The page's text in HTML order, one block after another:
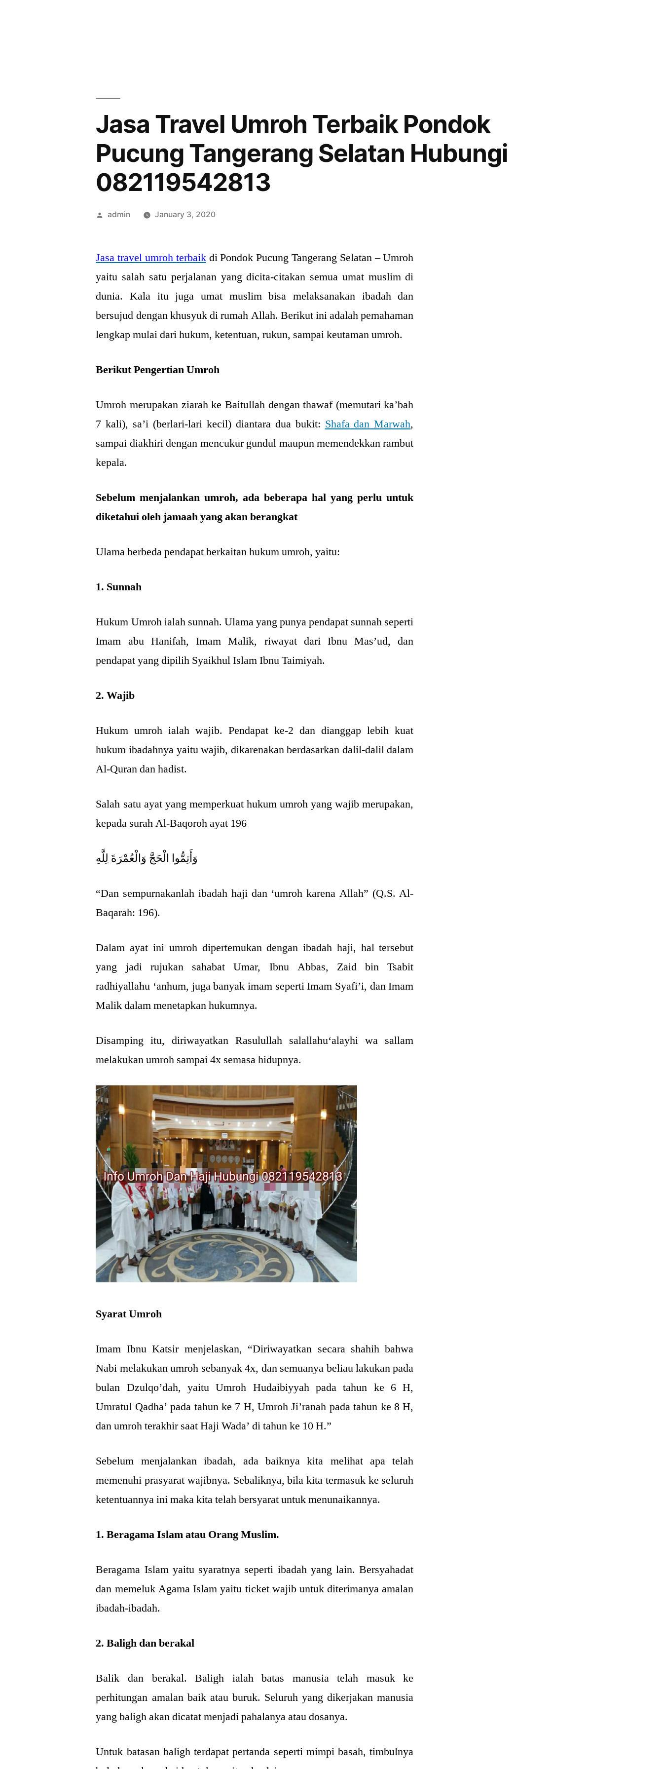
Jasa Travel Umroh Terbaik Pondok
Pucung Tangerang Selatan Hubungi
082119542813
Posted
admin January 3, 2020
Jasa travel umroh terbaikdi Pondok Pucung Tangerang Selatan –Umroh
yaitu salah satu perjalanan yang dicita-citakan semua umat muslim di
dunia. Kala itu juga umat muslim bisa melaksanakan ibadah dan
bersujud dengan khusyuk di rumah Allah. Berikut ini adalah pemahaman
lengkap mulai dari hukum, ketentuan, rukun, sampai keutaman umroh.
Berikut Pengertian Umroh
Umroh merupakan ziarah ke Baitullah dengan thawaf (memutari ka’bah
7 kali), sa’i (berlari-lari kecil) diantara dua bukit: Shafa dan Marwah,
sampai diakhiri dengan mencukur gundul maupun memendekkan rambut
kepala.
Sebelum menjalankan umroh, ada beberapa hal yang perlu untuk
diketahui oleh jamaah yang akan berangkat
Ulama berbeda pendapat berkaitan hukum umroh, yaitu:
1. Sunnah
Hukum Umroh ialah sunnah. Ulama yang punya pendapat sunnah seperti
Imam abu Hanifah, Imam Malik, riwayat dari Ibnu Mas’ud, dan
pendapat yang dipilih Syaikhul Islam Ibnu Taimiyah.
2. Wajib
Hukum umroh ialah wajib. Pendapat ke-2 dan dianggap lebih kuat
hukum ibadahnya yaitu wajib, dikarenakan berdasarkan dalil-dalil dalam
Al-Quran dan hadist.
Salah satu ayat yang memperkuat hukum umroh yang wajib merupakan,
kepada surah Al-Baqoroh ayat 196
وَأَتِمُّوا الْحَجَّ وَالْعُمْرَةَ لِلَّهِ
“Dan sempurnakanlah ibadah haji dan ‘umroh karena Allah” (Q.S. Al-
Baqarah: 196).
Dalam ayat ini umroh dipertemukan dengan ibadah haji, hal tersebut
yang jadi rujukan sahabat Umar, Ibnu Abbas, Zaid bin Tsabit
radhiyallahu ‘anhum, juga banyak imam seperti Imam Syafi’i, dan Imam
Malik dalam menetapkan hukumnya.
Disamping itu, diriwayatkan Rasulullah salallahu‘alayhi wa sallam
melakukan umroh sampai 4x semasa hidupnya.
Syarat Umroh
Imam Ibnu Katsir menjelaskan, “Diriwayatkan secara shahih bahwa
Nabi melakukan umroh sebanyak 4x, dan semuanya beliau lakukan pada
bulan Dzulqo’dah, yaitu Umroh Hudaibiyyah pada tahun ke 6 H,
Umratul Qadha’ pada tahun ke 7 H, Umroh Ji’ranah pada tahun ke 8 H,
dan umroh terakhir saat Haji Wada’ di tahun ke 10 H.”
Sebelum menjalankan ibadah, ada baiknya kita melihat apa telah
memenuhi prasyarat wajibnya. Sebaliknya, bila kita termasuk ke seluruh
ketentuannya ini maka kita telah bersyarat untuk menunaikannya.
1. Beragama Islam atau Orang Muslim.
Beragama Islam yaitu syaratnya seperti ibadah yang lain. Bersyahadat
dan memeluk Agama Islam yaitu ticket wajib untuk diterimanya amalan
ibadah-ibadah.
2. Baligh dan berakal
Balik dan berakal. Baligh ialah batas manusia telah masuk ke
perhitungan amalan baik atau buruk. Seluruh yang dikerjakan manusia
yang baligh akan dicatat menjadi pahalanya atau dosanya.
Untuk batasan baligh terdapat pertanda seperti mimpi basah, timbulnya